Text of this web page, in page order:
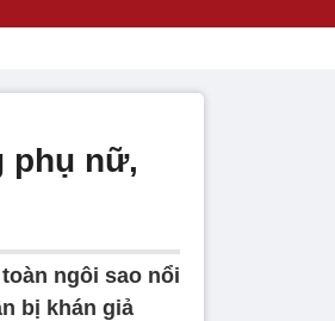
phụ nữ,
ngôi sao nổi
bị khán giả